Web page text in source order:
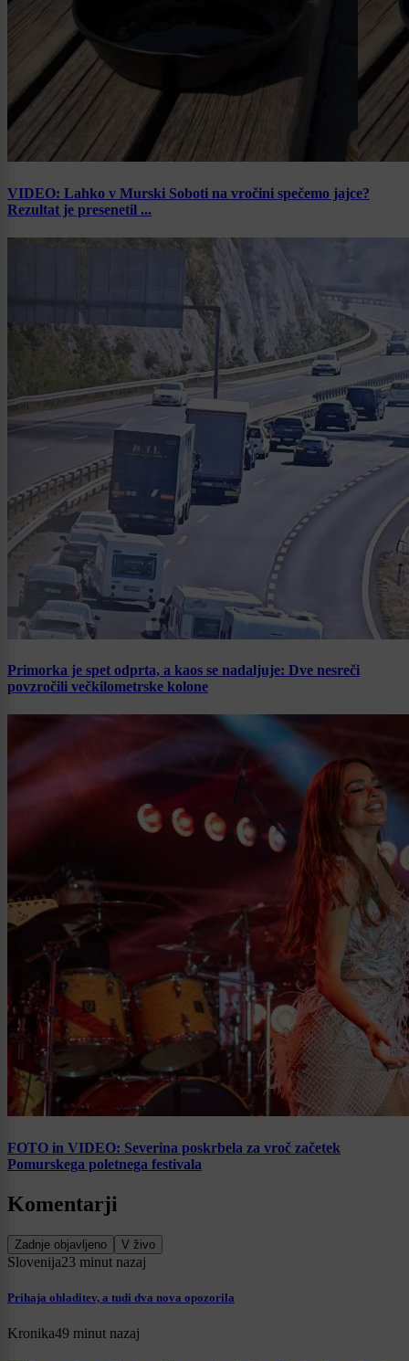
VIDEO: Lahko v Murski Soboti na vročini spečemo jajce?
Rezultat je presenetil ...
Primorka je spet odprta, a kaos se nadaljuje: Dve nesreči
povzročili večkilometrske kolone
FOTO in VIDEO: Severina poskrbela za vroč začetek
Pomurskega poletnega festivala
Komentarji
Zadnje objavljeno V živo
Slovenija23 minut nazaj
Prihaja ohladitev, a tudi dva nova opozorila
Kronika49 minut nazaj